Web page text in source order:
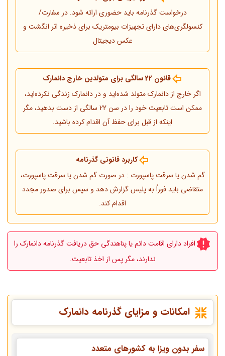
درخواست گذرنامه باید حضوری ارائه شود. در سفارت/
کنسولگری‌های دارای تجهیزات بیومتریک برای ذخیره اثر انگشت و
عکس دیجیتال
قانون 22 سالگی برای متولدین خارج دانمارک
اگر خارج از دانمارک متولد شده‌اید و در دانمارک زندگی نکرده‌اید،
ممکن است تابعیت خود را در سن 22 سالگی از دست بدهید، مگر
اینکه از قبل برای حفظ آن اقدام کرده باشید.
کاربرد قانونی گذرنامه
گم شدن یا سرقت پاسپورت : در صورت گم شدن یا سرقت پاسپورت،
متقاضی باید فوراً به پلیس گزارش دهد و سپس برای صدور مجدد
اقدام کند.
افراد دارای اقامت دائم یا پناهندگی حق دریافت گذرنامه دانمارک را
ندارند، مگر پس از اخذ تابعیت.
امکانات و مزایای گذرنامه دانمارک
سفر بدون ویزا به کشورهای متعدد